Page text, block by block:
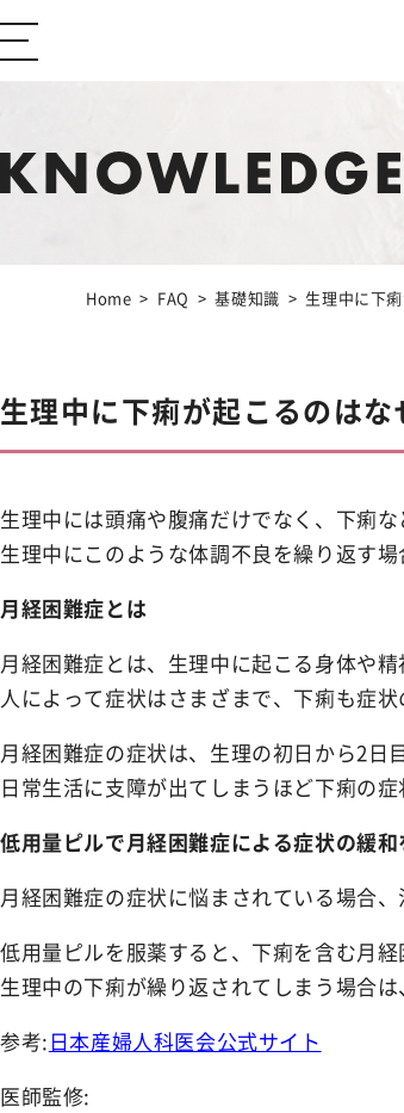
ABOUT Ibiza Beauty ブ
CONTENTSコンテンツサイト
Body Care
NEWS お知らせ
SHOPPING GUIDEショッピ
FAQよくあるご質問
CONTACTお問い合わせ
Home FAQ 基礎知識 生理中に下
生理中に下痢が起こるのは
生理中には頭痛や腹痛だけでなく、下痢
生理中にこのような体調不良を繰り返す
月経困難症とは
月経困難症とは、生理中に起こる身体や精
人によって症状はさまざまで、下痢も症
月経困難症の症状は、生理の初日から2日
日常生活に支障が出てしまうほど下痢の
低用量ピルで月経困難症による症状の緩
月経困難症の症状に悩まされている場合
低用量ピルを服薬すると、下痢を含む月
生理中の下痢が繰り返されてしまう場合
参考: 日本産婦人科医会公式サイト
医師監修: